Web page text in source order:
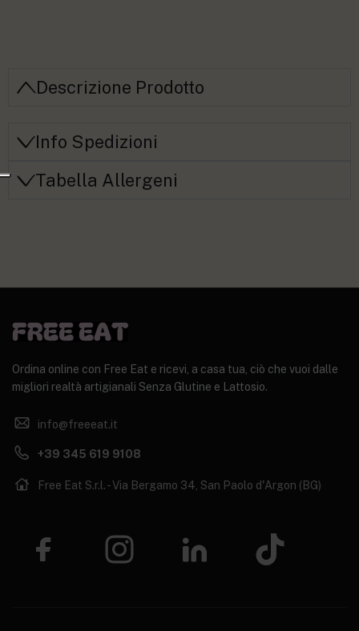
Descrizione Prodotto
Info Spedizioni
Tabella Allergeni
Ordina online con Free Eat e ricevi, a casa tua, ciò che vuoi dalle
migliori realtà artigianali Senza Glutine e Lattosio.
info@freeeat.it
+39 345 619 9108
Free Eat S.r.l. - Via Bergamo 34, San Paolo d'Argon (BG)